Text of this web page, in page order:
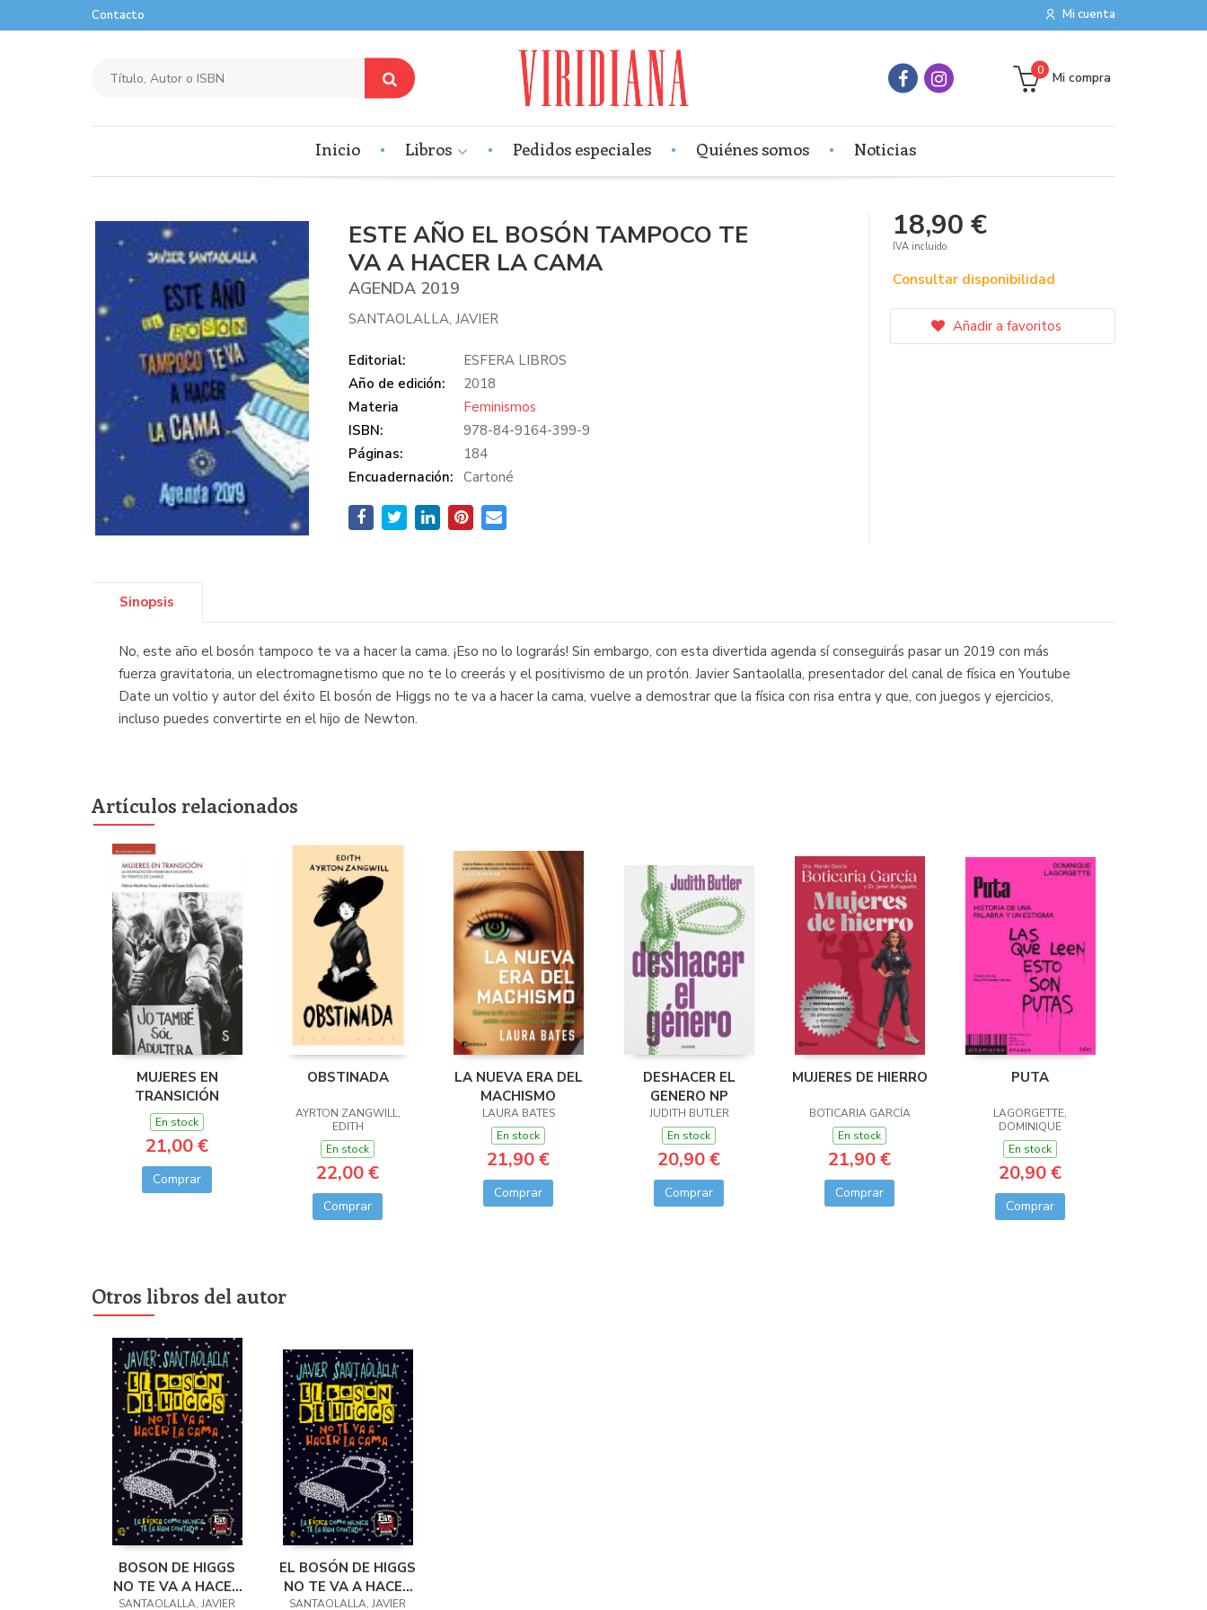
Mi cuenta
Contacto
Mi compra
0
Inicio Libros Pedidos especiales Quiénes somos Noticias
ESTE AÑO EL BOSÓN TAMPOCO TE
VA A HACER LA CAMA
AGENDA 2019
SANTAOLALLA, JAVIER
Editorial:
ESFERA LIBROS
Año de edición:
2018
Materia
Feminismos
ISBN:
978-84-9164-399-9
Páginas:
184
Encuadernación:
Cartoné
18,90 €
IVA incluido
Consultar disponibilidad
Añadir a favoritos
Sinopsis
No, este año el bosón tampoco te va a hacer la cama. ¡Eso no lo lograrás! Sin embargo, con esta divertida agenda sí conseguirás pasar un 2019 con más
fuerza gravitatoria, un electromagnetismo que no te lo creerás y el positivismo de un protón. Javier Santaolalla, presentador del canal de física en Youtube
Date un voltio y autor del éxito El bosón de Higgs no te va a hacer la cama, vuelve a demostrar que la física con risa entra y que, con juegos y ejercicios,
incluso puedes convertirte en el hijo de Newton.
Artículos relacionados
MUJERES EN
TRANSICIÓN
En stock
21,00 €
Comprar
OBSTINADA
AYRTON ZANGWILL,
EDITH
En stock
22,00 €
Comprar
LA NUEVA ERA DEL
MACHISMO
LAURA BATES
En stock
21,90 €
Comprar
DESHACER EL
GENERO NP
JUDITH BUTLER
En stock
20,90 €
Comprar
MUJERES DE HIERRO
BOTICARIA GARCÍA
En stock
21,90 €
Comprar
PUTA
LAGORGETTE,
DOMINIQUE
En stock
20,90 €
Comprar
Otros libros del autor
BOSON DE HIGGS
NO TE VA A HACER
LA CAMA, EL
SANTAOLALLA, JAVIER
EL BOSÓN DE HIGGS
NO TE VA A HACER
LA CAMA
SANTAOLALLA, JAVIER